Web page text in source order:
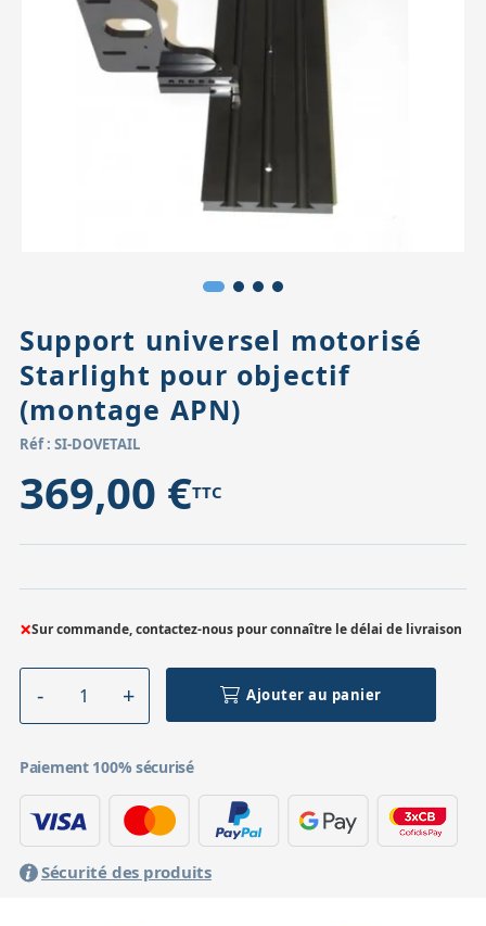
Accessoires pour montures
Pièces détachées
Support universel motorisé
Starlight pour objectif
(montage APN)
Réf : SI-DOVETAIL
369,00 €TTC
×Sur commande, contactez-nous pour connaître le délai de livraison
Ajouter au panier
Paiement 100% sécurisé
Sécurité des produits